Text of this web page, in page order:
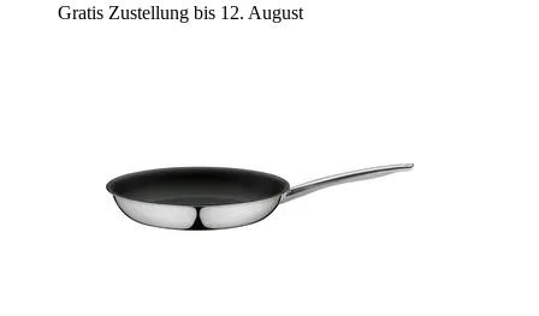
Gratis Zustellung bis 12. August